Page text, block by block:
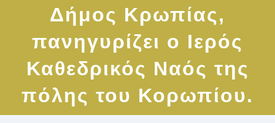
Δήμος Κρωπίας,
πανηγυρίζει ο Ιερός
Καθεδρικός Ναός της
πόλης του Κορωπίου.